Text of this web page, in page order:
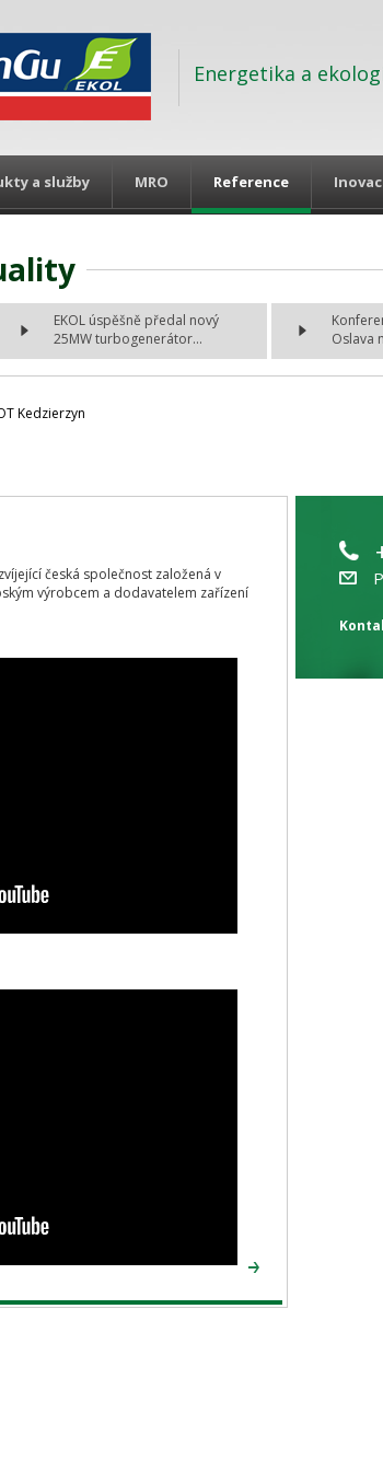
Energetika a
a služby MRO Reference
EKOL úspěšně předal nový
25MW turbogenerátor...
Oslava
Kedzierzyn
česká společnost založená v
výrobcem a dodavatelem zařízení